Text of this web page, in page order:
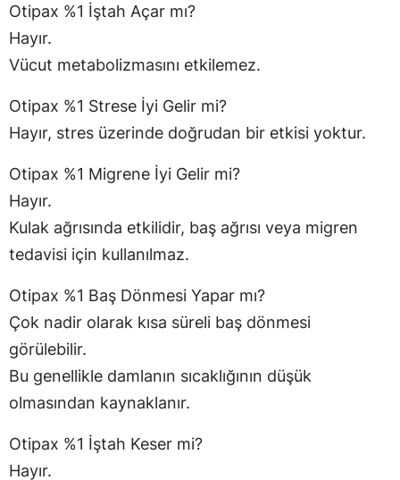
Otipax %1 İştah Açar mı?
Hayır.
Vücut metabolizmasını etkilemez.
Otipax %1 Strese İyi Gelir mi?
Hayır, stres üzerinde doğrudan bir etkisi yoktur.
Otipax %1 Migrene İyi Gelir mi?
Hayır.
Kulak ağrısında etkilidir, baş ağrısı veya migren
tedavisi için kullanılmaz.
Otipax %1 Baş Dönmesi Yapar mı?
Çok nadir olarak kısa süreli baş dönmesi
görülebilir.
Bu genellikle damlanın sıcaklığının düşük
olmasından kaynaklanır.
Otipax %1 İştah Keser mi?
Hayır.